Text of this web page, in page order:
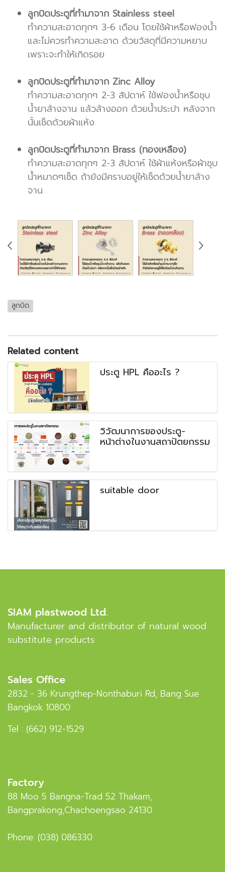
ลูกบิดประตูที่ทำมาจาก Stainless steel
ทำความสะอาดทุกๆ 3-6 เดือน โดยใช้ผ้าหรือฟองน้ำ
และไม่ควรทำความสะอาด ด้วยวัสดุที่มีความหยาบ
เพราะจะทำให้เกิดรอย
ลูกบิดประตูที่ทำมาจาก Zinc Alloy
ทำความสะอาดทุกๆ 2-3 สัปดาห์ ใช้ฟองน้ำหรือชุบ
น้ำยาล้างจาน แล้วล้างออก ด้วยน้ำประปา หลังจาก
นั้นเช็ดด้วยผ้าแห้ง
ลูกบิดประตูที่ทำมาจาก Brass (ทองเหลือง)
ทำความสะอาดทุกๆ 2-3 สัปดาห์ ใช้ผ้าแห้งหรือผ้าชุบ
น้ำหมาดๆเช็ด ถ้ายังมีคราบอยู่ให้เช็ดด้วยน้ำยาล้าง
จาน
ลูกบิด
Related content
ประตู HPL คืออะไร ?
วิวัฒนาการของประตู-
หน้าต่างในงานสถาปัตยกรรม
suitable door
SIAM plastwood Ltd.
Manufacturer and distributor of natural wood
substitute products
Sales Office
2832 - 36 Krungthep-Nonthaburi Rd, Bang Sue
Bangkok 10800
Tel : (662) 912-1529
Factory
88 Moo 5 Bangna-Trad 52 Thakam,
Bangprakong,Chachoengsao 24130
Phone: (038) 086330